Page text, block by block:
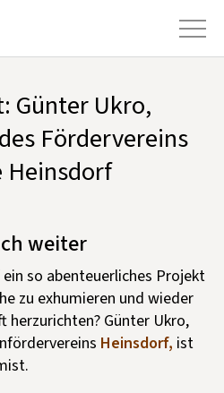
+
+
Günter Ukro,
Fördervereins
Heinsdorf
weiter
so abenteuerliches Projekt
zu exhumieren und wieder
herzurichten? Günter Ukro,
Heinsdorf, ist